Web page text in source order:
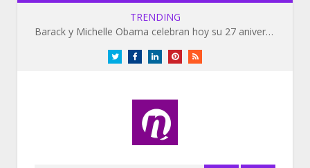
TRENDING
Barack y Michelle Obama celebran hoy su 27 aniversario de bodas
TwitterFacebookLinkedInPinterestRSS